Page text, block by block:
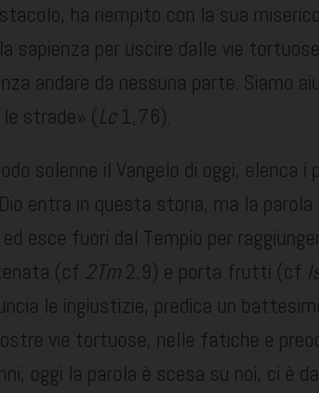
ha riempito con la sua
sapienza per uscire dalle vie
andare da nessuna parte. Siamo
le strade» ( Lc 1,76).
solenne il Vangelo di oggi, elenca
entra in questa storia, ma la
esce fuori dal Tempio per
(cf 2Tm2,9) e porta frutti (cf Is
le ingiustizie, predica un
vie tortuose, nelle fatiche e
oggi la parola è scesa su noi, ci è